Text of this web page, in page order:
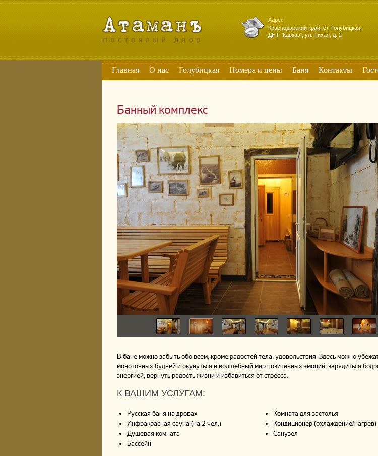
Адрес
Краснодарский край, ст. Голубицкая,
ДНТ "Кавказ", ул. Тихая, д. 2
Главная О нас Голубицкая Номера и цены Баня Контакты
Банный комплекс
В бане можно забыть обо всем, кроме радостей тела, удовольствия. Здесь можно
монотонных будней и окунуться в волшебный мир позитивных эмоций, зарядиться
энергией, вернуть радость жизни и избавиться от стресса.
К ВАШИМ УСЛУГАМ:
Русская баня на дровах
Инфракрасная сауна (на 2 чел.)
Душевая комната
Бассейн
Комната для застолья
Кондиционер (охлаждение/нагрев)
Санузел